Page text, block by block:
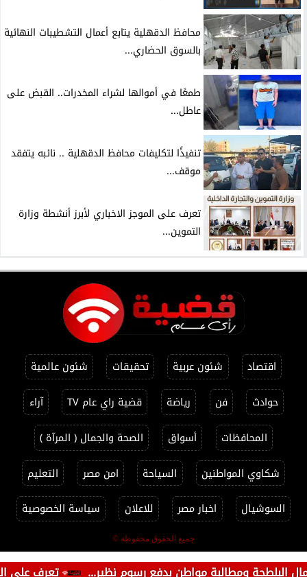
تعرف على الموجز ومطالبة مواطن بدفع رسوم نظير...
محافظ الدقهلية يتابع أعمال التشطيبات النهائية
بالسوق الحضاري...
طمعًا في أموالها لشراء المخدرات.. القبض على
عاطل...
تنفيذًا لتكليفات محافظ الدقهلية .. نائبه يتفقد
موقف...
تعرف على الموجز الاخباري لأبرز أنشطة وزارة
التموين...
اقتصاد شئون عربية تحقيقات
شئون عالمية
حوادث
فن رياضة قضية راي عام TV
آراء
المحافظات
أسواق
الصحة والجمال ( المرآة )
شكاوي المواطنين
السياحة امن مصر
التعليم
السوشيال
اخبار مصر للاعلان سياسة الخصوصية
جميع الحقوق محفوظة ©